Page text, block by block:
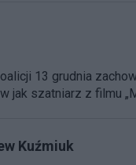
13 grudnia
jak szatniarz z filmu
Kuźmiuk